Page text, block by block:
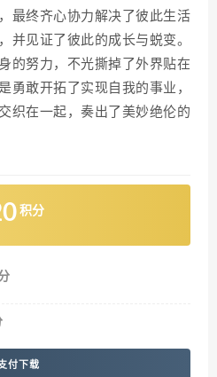
最终齐心协力解决了彼此生活
并见证了彼此的成长与蜕变。
的努力，不光撕掉了外界贴在
勇敢开拓了实现自我的事业，
织在一起，奏出了美妙绝伦的
积分
付下载